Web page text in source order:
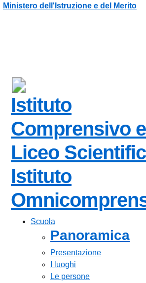
Vai ai contenuti
Vai al menu di navigazione
Vai al footer
Ministero dell'Istruzione e del Merito
Istituto
Comprensivo e
Liceo
Istituto
Scuola
Panoramica
Presentazione
I luoghi
Le persone